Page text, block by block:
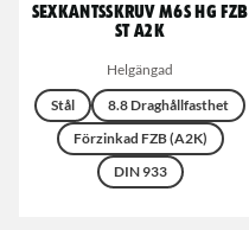
Sexkantsskruv M6S HG FZB
ST A2K
Helgängad
Stål
8.8 Draghållfasthet
Förzinkad FZB (A2K)
DIN 933